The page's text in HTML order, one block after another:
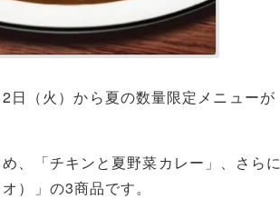
（火）から夏の数量限定メニューが
、「チキンと夏野菜カレー」、さらに
）」の3商品です。